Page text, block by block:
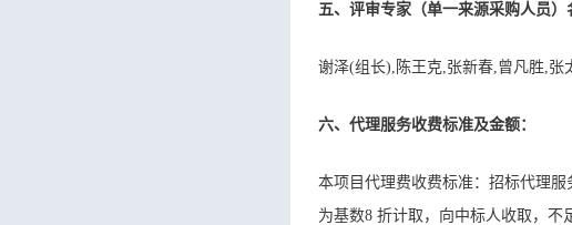
五、评审专家（单一来源采购人员）
谢泽(组长),陈王克,张新春,曾凡胜,张
六、代理服务收费标准及金额：
本项目代理费收费标准：招标代理
为基数8 折计取，向中标人收取，不